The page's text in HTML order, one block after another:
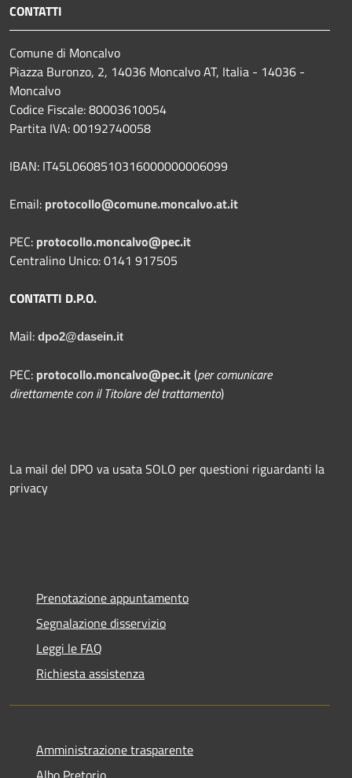
CONTATTI
Comune di Moncalvo
Piazza Buronzo, 2, 14036 Moncalvo AT, Italia - 14036 -
Moncalvo
Codice Fiscale: 80003610054
Partita IVA: 00192740058
IBAN: IT45L0608510316000000006099
Email: protocollo@comune.moncalvo.at.it
PEC: protocollo.moncalvo@pec.it
Centralino Unico: 0141 917505
CONTATTI D.P.O.
Mail: dpo2@dasein.it
PEC: protocollo.moncalvo@pec.it(per comunicare
direttamente con il Titolare del trattamento)
La mail del DPO va usata SOLO per questioni riguardanti la
privacy
Prenotazione appuntamento
Segnalazione disservizio
Leggi le FAQ
Richiesta assistenza
Amministrazione trasparente